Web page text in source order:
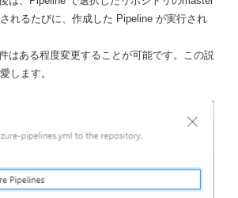
れるたびに、作成した Pipeline が実行され
はある程度変更することが可能です。この説
します。